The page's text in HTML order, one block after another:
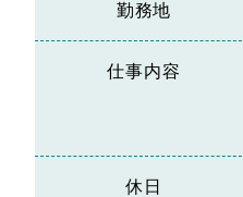
勤務地
仕事内容
休日